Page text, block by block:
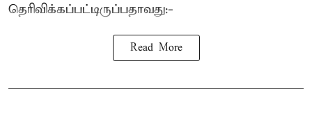
தெரிவிக்கப்பட்டிருப்பதாவது:-
Read More